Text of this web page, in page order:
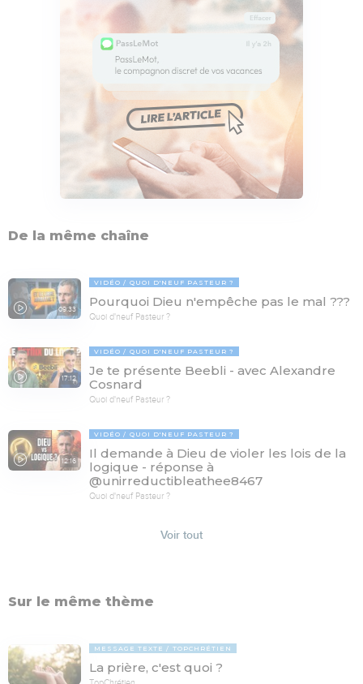
De la même chaîne
09:33
VIDÉO QUOI D'NEUF PASTEUR ?
Pourquoi Dieu n'empêche pas le mal ???
Quoi d'neuf Pasteur ?
17:12
VIDÉO QUOI D'NEUF PASTEUR ?
Je te présente Beebli - avec Alexandre
Cosnard
Quoi d'neuf Pasteur ?
12:16
VIDÉO QUOI D'NEUF PASTEUR ?
Il demande à Dieu de violer les lois de la
logique - réponse à
@unirreductibleathee8467
Quoi d'neuf Pasteur ?
Voir tout
Sur le même thème
MESSAGE TEXTE TOPCHRÉTIEN
La prière, c'est quoi ?